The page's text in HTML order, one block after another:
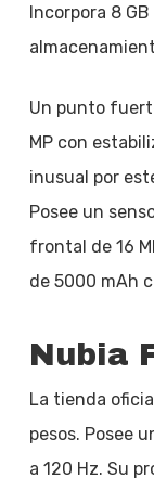
Incorpora 8 GB
Un punto
MP con
inusual por
Posee un
frontal de 16
de 5000 mAh
Nubia
La tienda
pesos. Posee
a 120 Hz. Su